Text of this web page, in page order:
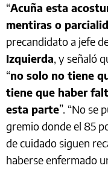
“Acuña esta
mentiras o
precandidato a jefe
Izquierda, y señaló
“no solo no tiene
tiene que haber
esta parte”. “No se
gremio donde el 85
de cuidado siguen
haberse enfermado